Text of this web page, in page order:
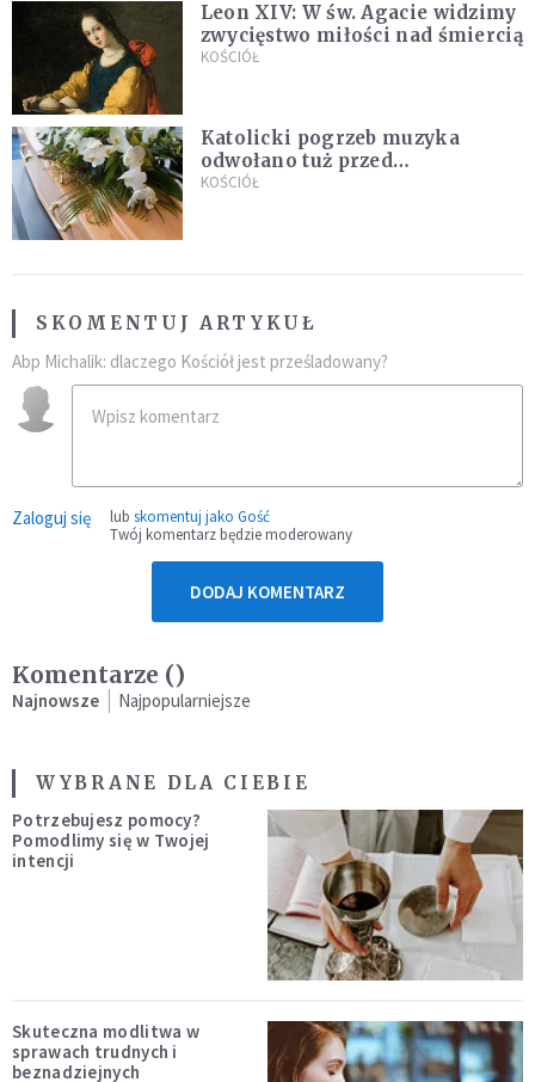
Leon XIV: W św. Agacie widzimy
zwycięstwo miłości nad śmiercią
KOŚCIÓŁ
Katolicki pogrzeb muzyka
odwołano tuż przed
uroczystością. Powodem była
KOŚCIÓŁ
SKOMENTUJ ARTYKUŁ
Abp Michalik: dlaczego Kościół jest prześladowany?
Zaloguj się lub skomentuj jako Gość
Twój komentarz będzie moderowany
DODAJ KOMENTARZ
Komentarze ()
Najnowsze Najpopularniejsze
WYBRANE DLA CIEBIE
Potrzebujesz pomocy?
Pomodlimy się w Twojej
intencji
Skuteczna modlitwa w
sprawach trudnych i
beznadziejnych